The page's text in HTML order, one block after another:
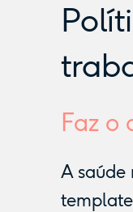
Faz o
A saúde